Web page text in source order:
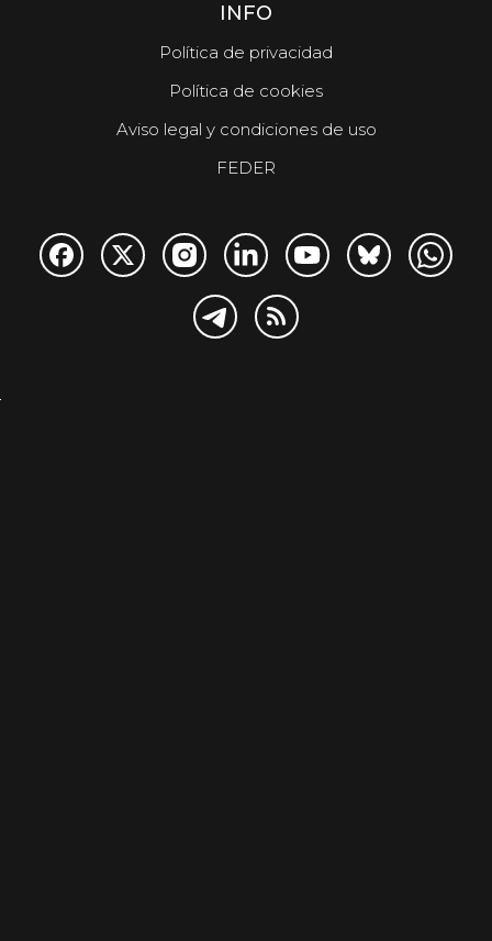
INFO
Política de privacidad
Política de cookies
Aviso legal y condiciones de uso
FEDER